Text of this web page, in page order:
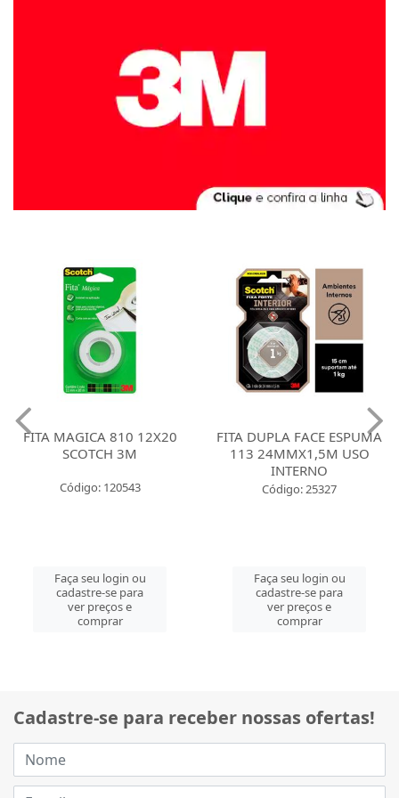
FITA MAGICA 810 12X20
SCOTCH 3M
Código: 120543
Faça seu login ou
cadastre-se para
ver preços e
comprar
FITA DUPLA FACE ESPUMA
113 24MMX1,5M USO
INTERNO
Código: 25327
Faça seu login ou
cadastre-se para
ver preços e
comprar
Cadastre-se para receber nossas ofertas!